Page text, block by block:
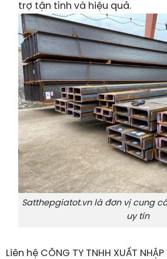
trợ tận tình và hiệu quả.
Satthepgiatot.vn là đơn vị cung
uy tín
Liên hệ CÔNG TY TNHH XUẤT NHẬP